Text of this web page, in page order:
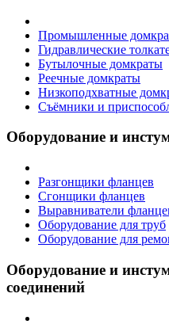
Промышленные
Гидравлические
Бутылочные домкраты
Реечные домкраты
Низкоподхватные
Съёмники и
Оборудование и
Разгонщики фланцев
Сгонщики фланцев
Выравниватели
Оборудование для труб
Оборудование для
Оборудование и
соединений